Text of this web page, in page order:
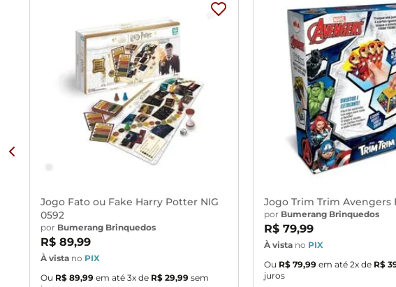
Ocasião de Jogo: Para Aprender, Para Família, Para Jogar, Para O Fim De
Quantidade de Pessoas: 2 ou mais
Tempo de jogo: 30 min
Tipo de Jogo: Educacional, Jogos Rápidos
Jogo Fato ou Fake Harry Potter NIG
0592
por Bumerang Brinquedos
R$ 89,99
À vista no PIX
Ou R$ 89,99 em até 3x de R$ 29,99 sem
Jogo Trim Trim Avengers
por Bumerang Brinquedos
R$ 79,99
À vista no PIX
Ou R$ 79,99 em até 2x de R$
juros